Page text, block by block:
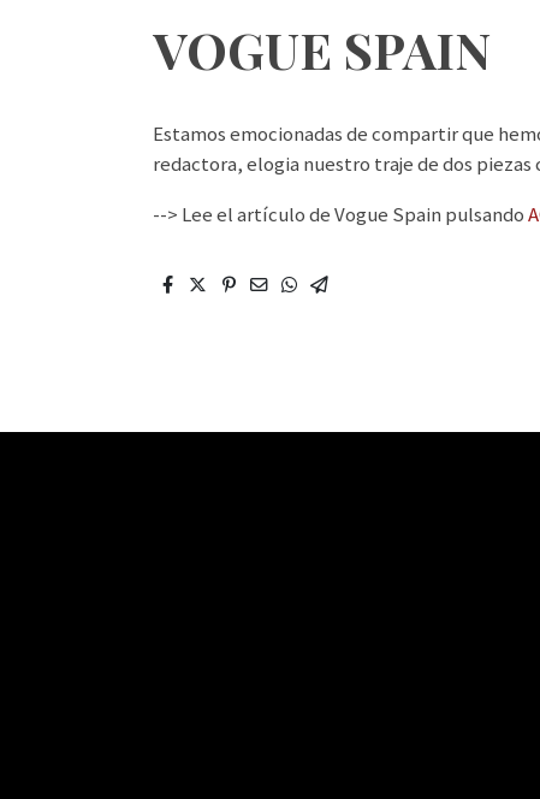
VOGUE SPAIN
Estamos emocionadas de compartir que
redactora, elogia nuestro traje de dos
--> Lee el artículo de Vogue Spain pulsando